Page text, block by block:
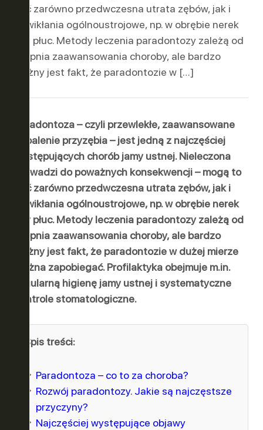
być zarówno przedwczesna utrata zębów, jak i
powikłania ogólnoustrojowe, np. w obrębie nerek
czy płuc. Metody leczenia paradontozy zależą od
stopnia zaawansowania choroby, ale bardzo
ważny jest fakt, że paradontozie w […]
Paradontoza – czyli przewlekłe, zaawansowane
zapalenie przyzębia – jest jedną z najczęściej
występujących chorób jamy ustnej. Nieleczona
prowadzi do poważnych konsekwencji – mogą to
być zarówno przedwczesna utrata zębów, jak i
powikłania ogólnoustrojowe, np. w obrębie nerek
czy płuc. Metody leczenia paradontozy zależą od
stopnia zaawansowania choroby, ale bardzo
ważny jest fakt, że paradontozie w dużej mierze
można zapobiegać. Profilaktyka obejmuje m.in.
regularną higienę jamy ustnej i systematyczne
kontrole stomatologiczne.
Spis treści:
Paradontoza – co to za choroba?
Rozwój paradontozy. Jakie są najczęstsze
przyczyny?
Najczęściej występujące objawy